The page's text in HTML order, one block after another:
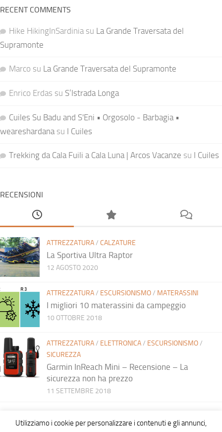
RECENT COMMENTS
Hike HikingInSardinia su La Grande Traversata del
Supramonte
Marco su La Grande Traversata del Supramonte
Enrico Erdas su S’Istrada Longa
Cuiles Su Badu and S'Eni • Orgosolo - Barbagia •
weareshardana su I Cuiles
Trekking da Cala Fuili a Cala Luna | Arcos Vacanze su I Cuiles
RECENSIONI
ATTREZZATURA/ CALZATURE
La Sportiva Ultra Raptor
12 AGOSTO 2020
ATTREZZATURA/ ESCURSIONISMO/ MATERASSINI
I migliori 10 materassini da campeggio
10 OTTOBRE 2018
ATTREZZATURA/ ELETTRONICA/ ESCURSIONISMO/
SICUREZZA
Garmin InReach Mini – Recensione – La
sicurezza non ha prezzo
11 SETTEMBRE 2018
Utilizziamo i cookie per personalizzare i contenuti e gli annunci,